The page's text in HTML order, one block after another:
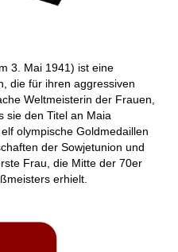
3. Mai 1941) ist eine
die für ihren aggressiven
Weltmeisterin der Frauen,
sie den Titel an Maia
olympische Goldmedaillen
der Sowjetunion und
Frau, die Mitte der 70er
erhielt.